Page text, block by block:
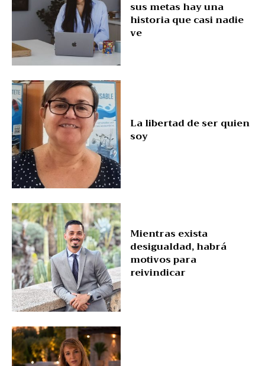
sus metas hay una
historia que casi nadie
ve
La libertad de ser quien
soy
Mientras exista
desigualdad, habrá
motivos para
reivindicar